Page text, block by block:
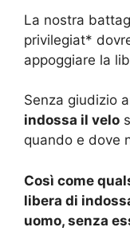
La nostra
privilegiat*
appoggiare la
Senza giudizio
indossa il velo
quando e dove
Così come
libera di
uomo, senza